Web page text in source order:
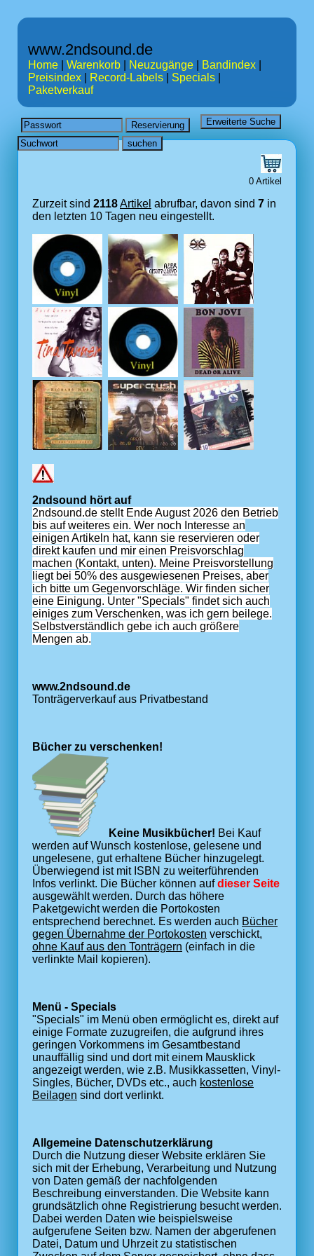
www.2ndsound.de
Home Warenkorb Neuzugänge Bandindex
Preisindex
Record-Labels Specials
Paketverkauf
0 Artikel
Zurzeit sind 2118Artikel abrufbar, davon sind 7 in
den letzten 10 Tagen neu eingestellt.
2ndsound hört auf
2ndsound.de stellt Ende August 2026 den Betrieb
bis auf weiteres ein. Wer noch Interesse an
einigen Artikeln hat, kann sie reservieren oder
direkt kaufen und mir einen Preisvorschlag
machen (Kontakt, unten). Meine Preisvorstellung
liegt bei 50% des ausgewiesenen Preises, aber
ich bitte um Gegenvorschläge. Wir finden sicher
eine Einigung. Unter "Specials" findet sich auch
einiges zum Verschenken, was ich gern beilege.
Selbstverständlich gebe ich auch größere
Mengen ab.
www.2ndsound.de
Tonträgerverkauf aus Privatbestand
Bücher zu verschenken!
Keine Musikbücher! Bei Kauf
werden auf Wunsch kostenlose, gelesene und
ungelesene, gut erhaltene Bücher hinzugelegt.
Überwiegend ist mit ISBN zu weiterführenden
Infos verlinkt. Die Bücher können aufdieser Seite
ausgewählt werden. Durch das höhere
Paketgewicht werden die Portokosten
entsprechend berechnet. Es werden auch Bücher
gegen Übernahme der Portokosten verschickt,
ohne Kauf aus den Tonträgern (einfach in die
verlinkte Mail kopieren).
Menü - Specials
"Specials" im Menü oben ermöglicht es, direkt auf
einige Formate zuzugreifen, die aufgrund ihres
geringen Vorkommens im Gesamtbestand
unauffällig sind und dort mit einem Mausklick
angezeigt werden, wie z.B. Musikkassetten, Vinyl-
Singles, Bücher, DVDs etc., auch kostenlose
Beilagen sind dort verlinkt.
Allgemeine Datenschutzerklärung
Durch die Nutzung dieser Website erklären Sie
sich mit der Erhebung, Verarbeitung und Nutzung
von Daten gemäß der nachfolgenden
Beschreibung einverstanden. Die Website kann
grundsätzlich ohne Registrierung besucht werden.
Dabei werden Daten wie beispielsweise
aufgerufene Seiten bzw. Namen der abgerufenen
Datei, Datum und Uhrzeit zu statistischen